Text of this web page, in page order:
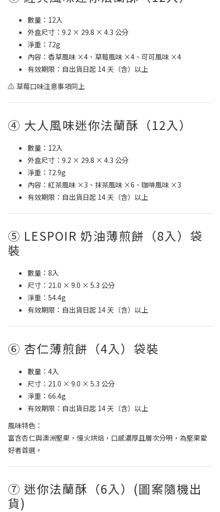
數量：12入
外盒尺寸：9.2 × 29.8 × 4.3 公分
淨重：72g
內容：香草風味 ×4、草莓風味 ×4、可可風味 ×4
有效期限：自出貨日起 14 天（含）以上
⚠ 草莓口味注意事項同上
④ 大人風味迷你法蘭酥（12入）
數量：12入
外盒尺寸：9.2 × 29.8 × 4.3 公分
淨重：72.9g
內容：紅茶風味 ×3、抹茶風味 ×6、咖啡風味 ×3
有效期限：自出貨日起 14 天（含）以上
⑤ LESPOIR 奶油薄煎餅（8入）袋
裝
數量：8入
尺寸：21.0 × 9.0 × 5.3 公分
淨重：54.4g
有效期限：自出貨日起 14 天（含）以上
⑥ 杏仁薄煎餅（4入）袋裝
數量：4入
尺寸：21.0 × 9.0 × 5.3 公分
淨重：66.4g
有效期限：自出貨日起 14 天（含）以上
風味特色：
富含杏仁與澳洲堅果，慢火烘焙，口感濃厚且層次分明，為堅果愛
好者首選。
⑦ 迷你法蘭酥（6入）(圖案隨機出
貨)